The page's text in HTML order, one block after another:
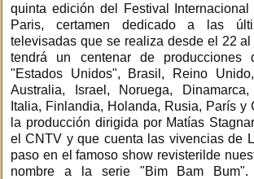
quinta edición del Festival
Paris, certamen dedicado a las
televisadas que se realiza desde el 22
tendrá un centenar de producciones
"Estados Unidos", Brasil, Reino
Australia, Israel, Noruega,
Italia, Finlandia, Holanda, Rusia, París y
la producción dirigida por Matías
el CNTV y que cuenta las vivencias de
paso en el famoso show revisterilde
nombre a la serie "Bim Bam